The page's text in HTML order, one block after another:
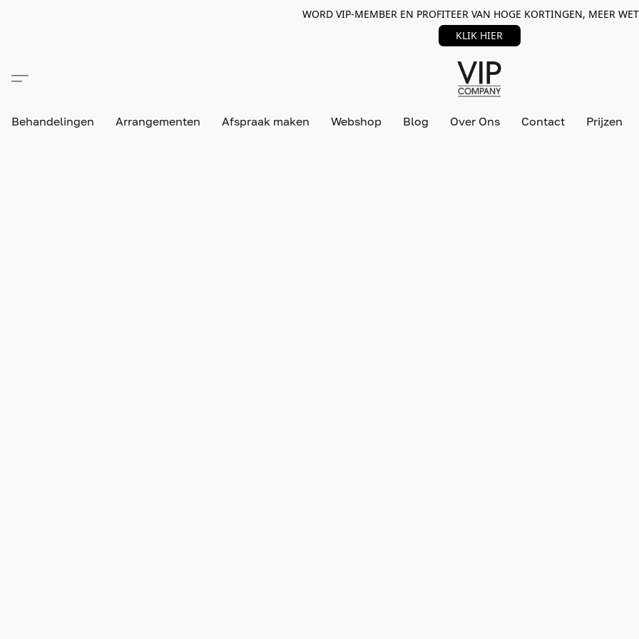
WORD VIP-MEMBER EN PROFITEER VAN HOGE KORTINGEN, MEER
KLIK HIER
Behandelingen Arrangementen Afspraak maken Webshop Blog Over Ons Contact Prijzen